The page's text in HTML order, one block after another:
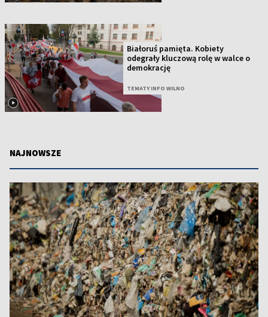
Białoruś pamięta. Kobiety
odegrały kluczową rolę w walce o
demokrację
TEMATY INFO WILNO
NAJNOWSZE